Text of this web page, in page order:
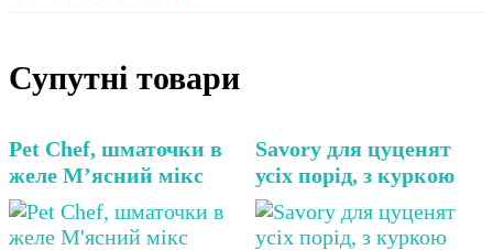
Супутні товари
Pet Chef, шматочки в
желе М’ясний мікс
товар
має
кілька
варіантів.
Savory для цуценят
усіх порід, з куркою
товар
має
кілька
варіантів.